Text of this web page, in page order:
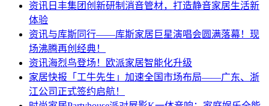
资讯 日丰集团创新研制消音管材，打造静音家居生活新
体验
资讯与库斯同行——库斯家居巨星演唱会圆满落幕！现
场沸腾再创经典！
资讯海烈鸟登场！欧派家居智能化升级
家居快报 「工牛先生」加速全国市场布局——广东、浙
江公司正式签约启航！